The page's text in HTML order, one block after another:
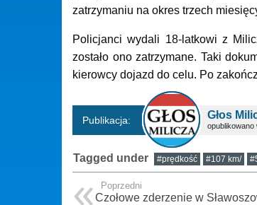
zatrzymaniu na okres trzech
Policjanci wydali 18-latkowi z
zostało ono zatrzymane. Taki
kierowcy dojazd do celu. Po
Publikacja: Głos
opublikowano
Tagged under #prędkość #107 km/
Poprzedni
Czołowe zderzenie w